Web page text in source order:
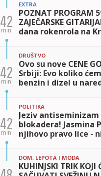
42
min
EXTRA
POZNAT PROGRAM
ZAJEČARSKE
dana rokenrola na
42
min
DRUŠTVO
Ovo su nove CENE
Srbiji: Evo koliko
benzin i dizel u
42
min
POLITIKA
Jeziv antiseminizam
blokadera! Jasmina
njihovo pravo lice -
DOM, LEPOTA I MODA
KUHINJSKI TRIK KOJI